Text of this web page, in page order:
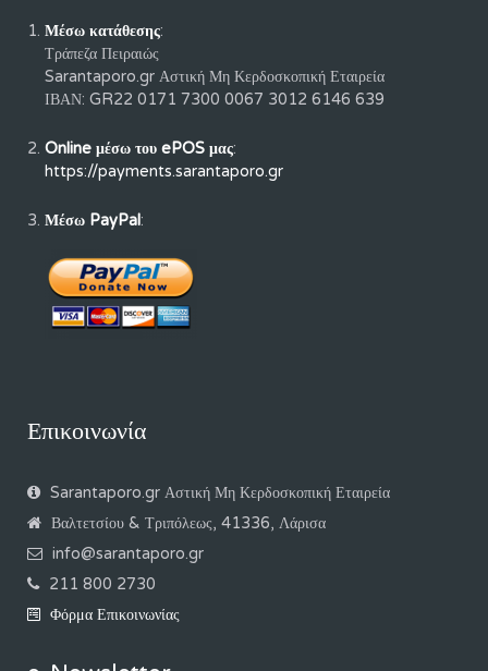
Μέσω κατάθεσης:
Τράπεζα Πειραιώς
Sarantaporo.gr Αστική Μη Κερδοσκοπική Εταιρεία
ΙΒΑΝ: GR22 0171 7300 0067 3012 6146 639
Online μέσω του ePOS μας:
https://payments.sarantaporo.gr
Μέσω PayPal:
Επικοινωνία
Sarantaporo.gr Αστική Μη Κερδοσκοπική Εταιρεία
Βαλτετσίου & Τριπόλεως, 41336, Λάρισα
info@sarantaporo.gr
211 800 2730
Φόρμα Επικοινωνίας